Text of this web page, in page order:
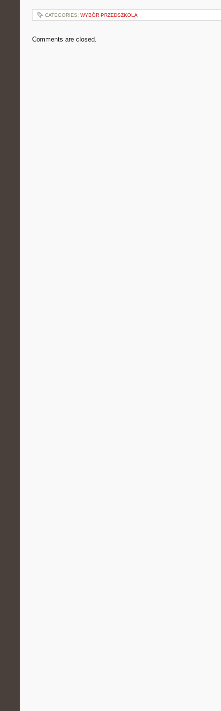
CATEGORIES: WYBÓR PRZEDSZKOLA
Comments are closed.